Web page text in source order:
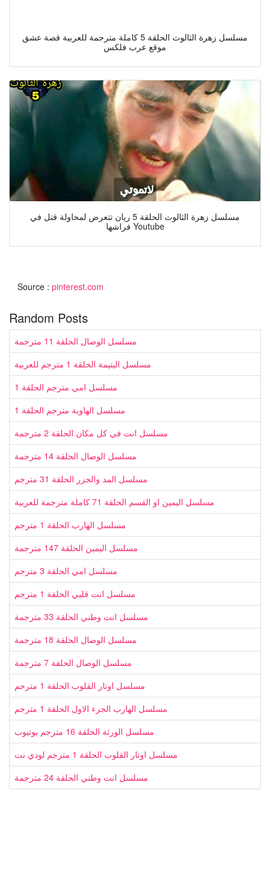
مسلسل زهرة الثالوث الحلقة 5 كاملة مترجمة للعربية قصة عشق
موقع عرب فلكس
مسلسل زهرة الثالوث الحلقة 5 ريان تتعرض لمحاولة قتل في
فراشها Youtube
Source : pinterest.com
Random Posts
مسلسل الوصال الحلقة 11 مترجمة
مسلسل اليتيمة الحلقة 1 مترجم للعربية
مسلسل امي مترجم الحلقة 1
مسلسل الهاوية مترجم الحلقة 1
مسلسل انت في كل مكان الحلقة 2 مترجمة
مسلسل الوصال الحلقة 14 مترجمة
مسلسل المد والجزر الحلقة 31 مترجم
مسلسل اليمين او القسم الحلقة 71 كاملة مترجمة للعربية
مسلسل الهارب الحلقة 1 مترجم
مسلسل اليمين الحلقة 147 مترجمة
مسلسل امي الحلقة 3 مترجم
مسلسل انت قلبي الحلقة 1 مترجم
مسلسل انت وطني الحلقة 33 مترجمة
مسلسل الوصال الحلقة 18 مترجمة
مسلسل الوصال الحلقة 7 مترجمة
مسلسل اوتار القلوب الحلقة 1 مترجم
مسلسل الهارب الجزء الاول الحلقة 1 مترجم
مسلسل الورثة الحلقة 16 مترجم يوتيوب
مسلسل اوتار القلوب الحلقة 1 مترجم لودي نت
مسلسل انت وطني الحلقة 24 مترجمة